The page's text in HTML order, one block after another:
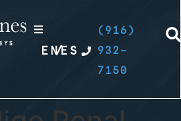
EN
/ES
(916)
932-
7150